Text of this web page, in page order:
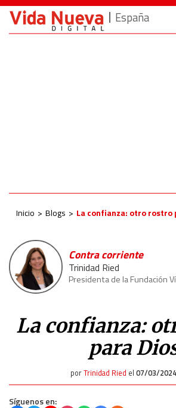
España
Inicio Blogs La confianza: otro rostro
Contra corriente
Trinidad Ried
Presidenta de la Fundación
La confianza:
para
porTrinidad Ried el 07/03/
Síguenos en: